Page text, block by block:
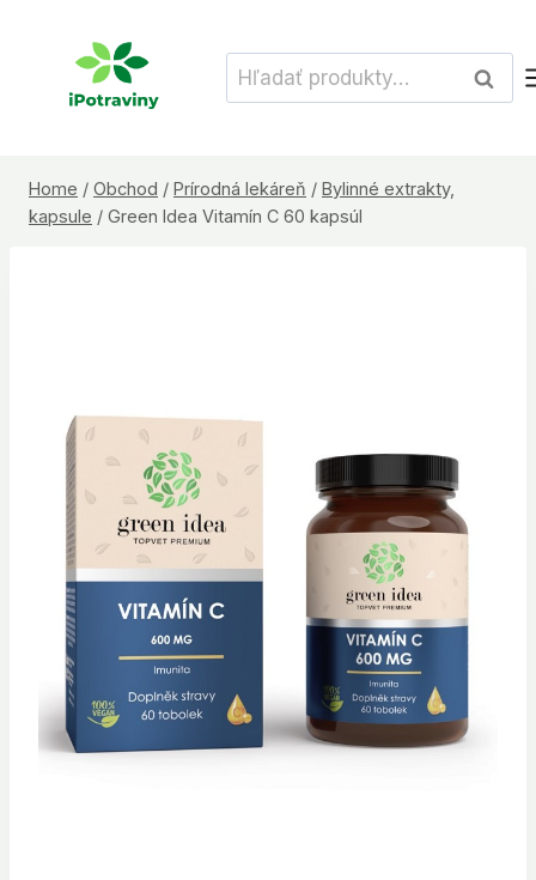
Hľadať:
Home / Obchod / Prírodná lekáreň / Bylinné extrakty,
kapsule / Green Idea Vitamín C 60 kapsúl